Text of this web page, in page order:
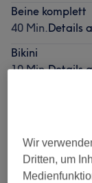
Beine komplett
40 Min.Details
Bikini
10 Min.Details
Details
Beine komplett
50 Min.
Details
Wir
Dritten, um